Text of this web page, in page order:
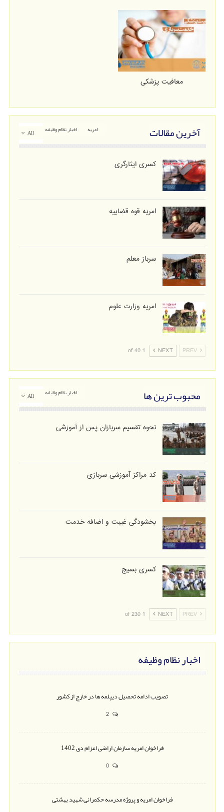
معافیت پزشکی
All آخرین مقالات اخبار نظام وظیفه امریه
کسری ایثارگری
امریه قوه قضاییه
سرباز معلم
امریه وزارت علوم
PREV
NEXT
1 of 40
All محبوب ترین ها اخبار نظام وظیفه
نحوه تقسیم سربازان پس از آموزشی
کد مراکز آموزشی سربازی
بخشودگی غیبت و اضافه خدمت
کسری بسیج
PREV
NEXT
1 of 230
اخبار نظام وظیفه
تصویب ادامه تحصیل دیپلمه ها در خارج از کشور
فراخوان امریه سازمان اراضی اعزام دی 1402
فراخوان امریه و پروژه مدرسه حکمرانی شهید بهشتی